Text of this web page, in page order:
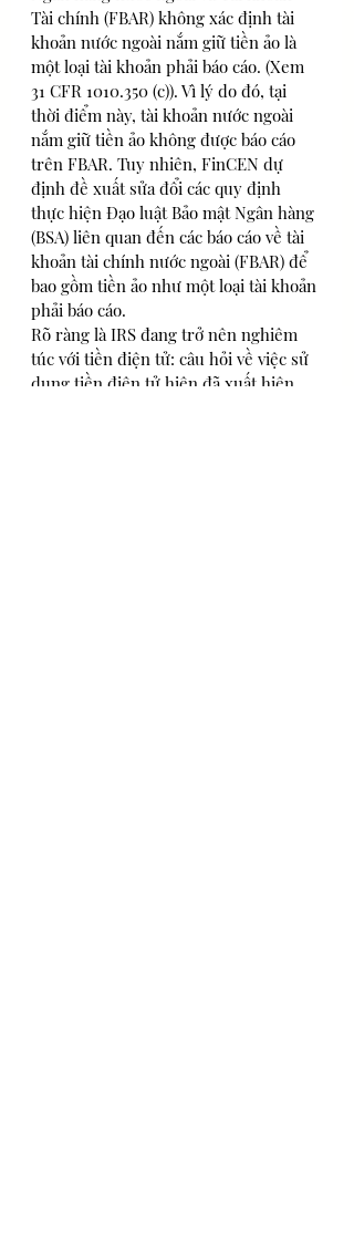
Tài chính (FBAR) không xác định tài
khoản nước ngoài nắm giữ tiền ảo là
một loại tài khoản phải báo cáo. (Xem
31 CFR 1010.350 (c)). Vì lý do đó, tại
thời điểm này, tài khoản nước ngoài
nắm giữ tiền ảo không được báo cáo
trên FBAR. Tuy nhiên, FinCEN dự
định đề xuất sửa đổi các quy định
thực hiện Đạo luật Bảo mật Ngân hàng
(BSA) liên quan đến các báo cáo về tài
khoản tài chính nước ngoài (FBAR) để
bao gồm tiền ảo như một loại tài khoản
phải báo cáo.
Rõ ràng là IRS đang trở nên nghiêm
túc với tiền điện tử: câu hỏi về việc sử
dụng tiền điện tử hiện đã xuất hiện